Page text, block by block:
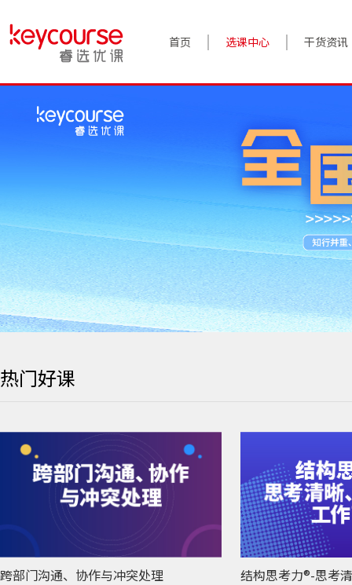
首页 选课中心 干货资讯
政策前沿
答疑精选
睿选视角
热门好课
跨部门沟通、协作与冲突处理